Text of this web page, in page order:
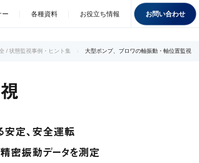
ー 各種資料 お役立ち情報 お問い合わせ
/ 状態監視事例・ヒント集 大型ポンプ、ブロワの軸振動・軸位置監視
定、安全運転
密振動データを測定